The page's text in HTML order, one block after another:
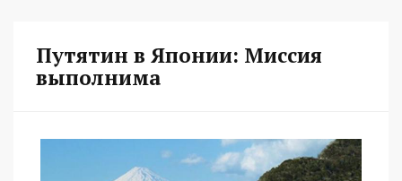
Путятин в Японии: Миссия
выполнима